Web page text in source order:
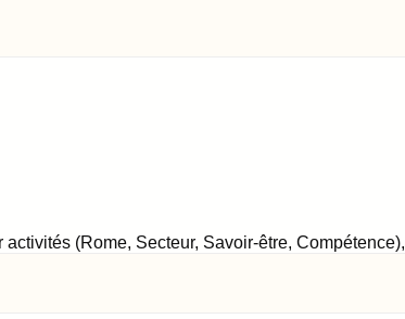
(Rome, Secteur, Savoir-être, Compétence),